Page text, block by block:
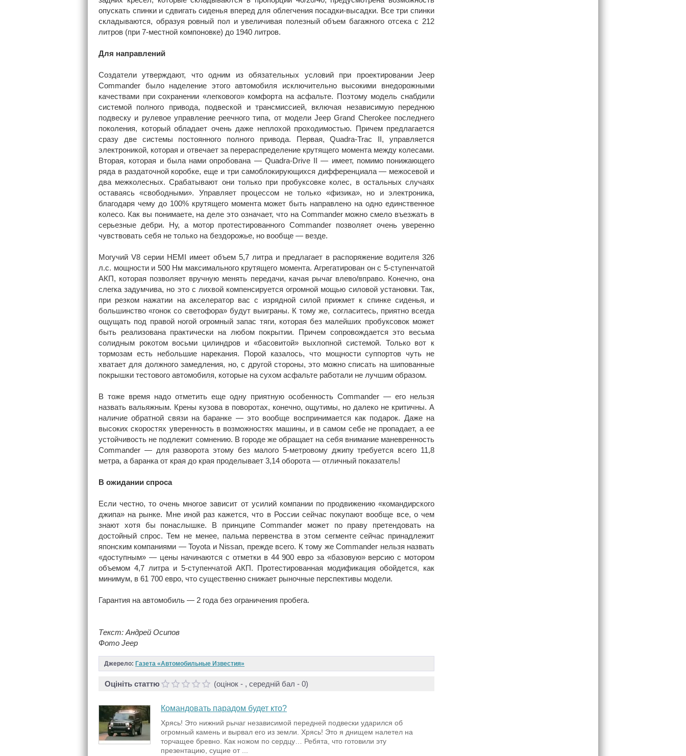
опускать спинки и сдвигать сиденья вперед для облегчения посадки-высадки. Все три спинки
складываются, образуя ровный пол и увеличивая полезный объем багажного отсека с 212
литров (при 7-местной компоновке) до 1940 литров.
Для направлений
Создатели утверждают, что одним из обязательных условий при проектировании Jeep
Commander было наделение этого автомобиля исключительно высокими внедорожными
качествами при сохранении «легкового» комфорта на асфальте. Поэтому модель снабдили
системой полного привода, подвеской и трансмиссией, включая независимую переднюю
подвеску и рулевое управление реечного типа, от модели Jeep Grand Cherokee последнего
поколения, который обладает очень даже неплохой проходимостью. Причем предлагается
сразу две системы постоянного полного привода. Первая, Quadra-Trac II, управляется
электроникой, которая и отвечает за перераспределение крутящего момента между колесами.
Вторая, которая и была нами опробована — Quadra-Drive II — имеет, помимо понижающего
ряда в раздаточной коробке, еще и три самоблокирующихся дифференциала — межосевой и
два межколесных. Срабатывают они только при пробуксовке колес, в остальных случаях
оставаясь «свободными». Управляет процессом не только «физика», но и электроника,
благодаря чему до 100% крутящего момента может быть направлено на одно единственное
колесо. Как вы понимаете, на деле это означает, что на Commander можно смело въезжать в
серьезные дебри. Ну, а мотор протестированного Commander позволяет очень уверенно
чувствовать себя не только на бездорожье, но вообще — везде.
Могучий V8 серии HEMI имеет объем 5,7 литра и предлагает в распоряжение водителя 326
л.с. мощности и 500 Нм максимального крутящего момента. Агрегатирован он с 5-ступенчатой
АКП, которая позволяет вручную менять передачи, качая рычаг влево/вправо. Конечно, она
слегка задумчива, но это с лихвой компенсируется огромной мощью силовой установки. Так,
при резком нажатии на акселератор вас с изрядной силой прижмет к спинке сиденья, и
большинство «гонок со светофора» будут выиграны. К тому же, согласитесь, приятно всегда
ощущать под правой ногой огромный запас тяги, которая без малейших пробуксовок может
быть реализована практически на любом покрытии. Причем сопровождается это весьма
солидным рокотом восьми цилиндров и «басовитой» выхлопной системой. Только вот к
тормозам есть небольшие нарекания. Порой казалось, что мощности суппортов чуть не
хватает для должного замедления, но, с другой стороны, это можно списать на шипованные
покрышки тестового автомобиля, которые на сухом асфальте работали не лучшим образом.
В тоже время надо отметить еще одну приятную особенность Commander — его нельзя
назвать вальяжным. Крены кузова в поворотах, конечно, ощутимы, но далеко не критичны. А
наличие обратной связи на баранке — это вообще воспринимается как подарок. Даже на
высоких скоростях уверенность в возможностях машины, и в самом себе не пропадает, а ее
устойчивость не подлежит сомнению. В городе же обращает на себя внимание маневренность
Commander — для разворота этому без малого 5-метровому джипу требуется всего 11,8
метра, а баранка от края до края проделывает 3,14 оборота — отличный показатель!
В ожидании спроса
Если честно, то очень многое зависит от усилий компании по продвижению «командирского
джипа» на рынке. Мне иной раз кажется, что в России сейчас покупают вообще все, о чем
знают хотя бы понаслышке. В принципе Commander может по праву претендовать на
достойный спрос. Тем не менее, пальма первенства в этом сегменте сейчас принадлежит
японским компаниями — Toyota и Nissan, прежде всего. К тому же Commander нельзя назвать
«доступным» — цены начинаются с отметки в 44 900 евро за «базовую» версию с мотором
объемом 4,7 литра и 5-ступенчатой АКП. Протестированная модификация обойдется, как
минимум, в 61 700 евро, что существенно снижает рыночные перспективы модели.
Гарантия на автомобиль — 2 года без ограничения пробега.
Текст: Андрей Осипов
Фото Jeep
Джерело: Газета «Автомобильные Известия»
Оцініть статтю (оцінок - , середній бал - 0)
Командовать парадом будет кто?
Хрясь! Это нижний рычаг независимой передней подвески ударился об
огромный камень и вырвал его из земли. Хрясь! Это я днищем налетел на
торчащее бревно. Как ножом по сердцу… Ребята, что готовили эту
презентацию, сущие от ...